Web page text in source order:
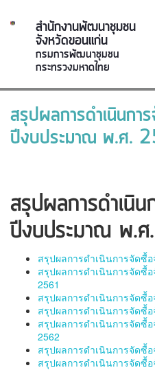
สำนักงานพัฒนาชุมชน
จังหวัดขอนแก่น
กรมการพัฒนาชุมชน
กระทรวงมหาดไทย
สรุปผลการดำเนินกา
ปีงบประมาณ พ.ศ.
สรุปผลการดำเนิ
ปีงบประมาณ พ.
สรุปผลการดำเนินการจัดซื้
สรุปผลการดำเนินการจัดซื้
2561
สรุปผลการดำเนินการจัดซื้
สรุปผลการดำเนินการจัดซื้
สรุปผลการดำเนินการจัดซื้
2562
สรุปผลการดำเนินการจัดซื้
สรุปผลการดำเนินการจัดซื้